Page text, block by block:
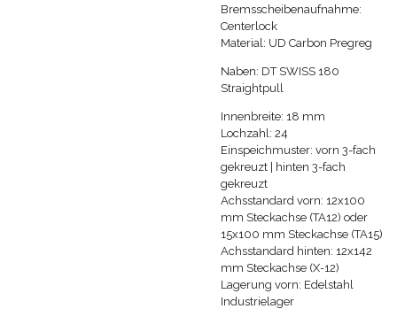
Bremsscheibenaufnahme:
Centerlock
Material: UD Carbon Pregreg
Naben: DT SWISS 180
Straightpull
Innenbreite: 18 mm
Lochzahl: 24
Einspeichmuster: vorn 3-fach
gekreuzt | hinten 3-fach
gekreuzt
Achsstandard vorn: 12x100
mm Steckachse (TA12) oder
15x100 mm Steckachse (TA15)
Achsstandard hinten: 12x142
mm Steckachse (X-12)
Lagerung vorn: Edelstahl
Industrielager